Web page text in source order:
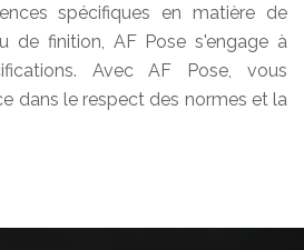
spécifiques en matière de
de finition, AF Pose s'engage à
Avec AF Pose, vous
dans le respect des normes et la